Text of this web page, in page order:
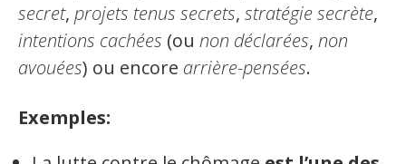
secret, projets tenus secrets, stratégie secrète,
intentions cachées (ou non déclarées, non
avouées) ou encore arrière-pensées.
Exemples: